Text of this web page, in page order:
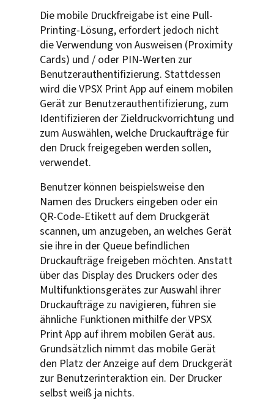
Die mobile Druckfreigabe ist eine Pull-
Printing-Lösung, erfordert jedoch nicht
die Verwendung von Ausweisen (Proximity
Cards) und / oder PIN-Werten zur
Benutzerauthentifizierung. Stattdessen
wird die VPSX Print App auf einem mobilen
Gerät zur Benutzerauthentifizierung, zum
Identifizieren der Zieldruckvorrichtung und
zum Auswählen, welche Druckaufträge für
den Druck freigegeben werden sollen,
verwendet.
Benutzer können beispielsweise den
Namen des Druckers eingeben oder ein
QR-Code-Etikett auf dem Druckgerät
scannen, um anzugeben, an welches Gerät
sie ihre in der Queue befindlichen
Druckaufträge freigeben möchten. Anstatt
über das Display des Druckers oder des
Multifunktionsgerätes zur Auswahl ihrer
Druckaufträge zu navigieren, führen sie
ähnliche Funktionen mithilfe der VPSX
Print App auf ihrem mobilen Gerät aus.
Grundsätzlich nimmt das mobile Gerät
den Platz der Anzeige auf dem Druckgerät
zur Benutzerinteraktion ein. Der Drucker
selbst weiß ja nichts.